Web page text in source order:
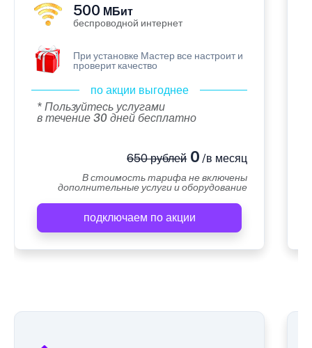
500 МБит
беспроводной интернет
При установке Мастер все настроит и
проверит качество
по акции выгоднее
* Пользуйтесь услугами
в течение 30 дней бесплатно
650 рублей0 /в месяц
В стоимость тарифа не включены
дополнительные услуги и оборудование
подключаем по акции